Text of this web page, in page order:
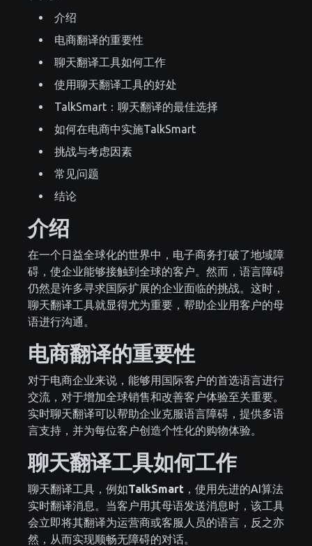
介绍
电商翻译的重要性
聊天翻译工具如何工作
使用聊天翻译工具的好处
TalkSmart：聊天翻译的最佳选择
如何在电商中实施TalkSmart
挑战与考虑因素
常见问题
结论
介绍
在一个日益全球化的世界中，电子商务打破了地域障
碍，使企业能够接触到全球的客户。然而，语言障碍
仍然是许多寻求国际扩展的企业面临的挑战。这时，
聊天翻译工具就显得尤为重要，帮助企业用客户的母
语进行沟通。
电商翻译的重要性
对于电商企业来说，能够用国际客户的首选语言进行
交流，对于增加全球销售和改善客户体验至关重要。
实时聊天翻译可以帮助企业克服语言障碍，提供多语
言支持，并为每位客户创造个性化的购物体验。
聊天翻译工具如何工作
聊天翻译工具，例如TalkSmart ，使用先进的AI算法
实时翻译消息。当客户用其母语发送消息时，该工具
会立即将其翻译为运营商或客服人员的语言，反之亦
然，从而实现顺畅无障碍的对话。